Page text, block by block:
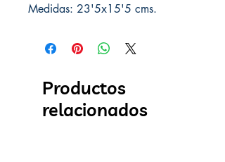
Medidas: 23'5x15'5 cms.
Productos
relacionados